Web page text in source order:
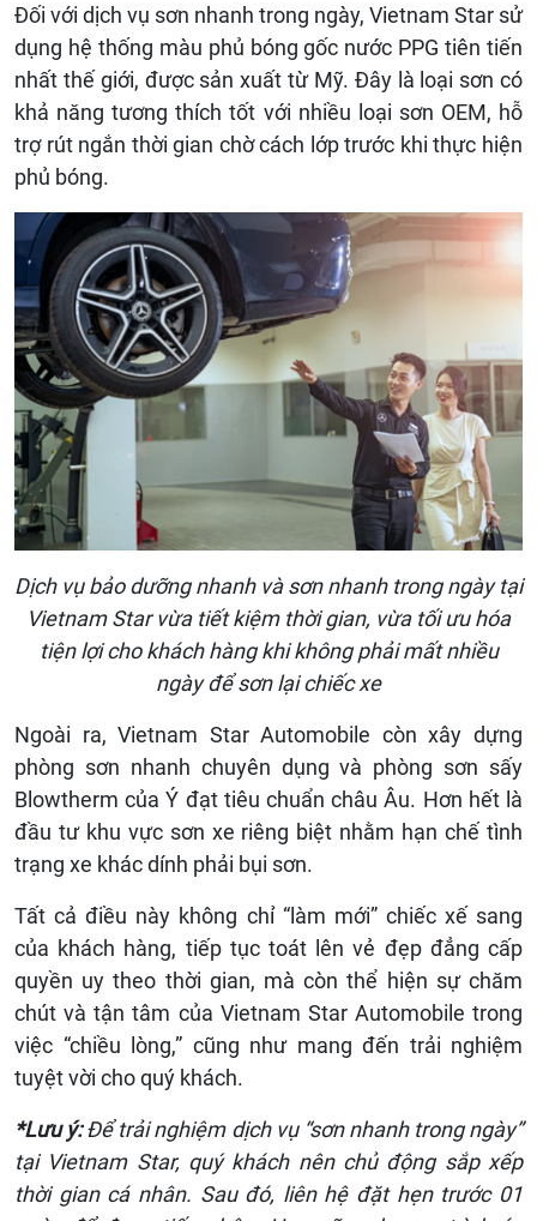
Đối với dịch vụ sơn nhanh trong ngày, Vietnam Star sử
dụng hệ thống màu phủ bóng gốc nước PPG tiên tiến
nhất thế giới, được sản xuất từ Mỹ. Đây là loại sơn có
khả năng tương thích tốt với nhiều loại sơn OEM, hỗ
trợ rút ngắn thời gian chờ cách lớp trước khi thực hiện
phủ bóng.
Dịch vụ bảo dưỡng nhanh và sơn nhanh trong ngày tại
Vietnam Star vừa tiết kiệm thời gian, vừa tối ưu hóa
tiện lợi cho khách hàng khi không phải mất nhiều
ngày để sơn lại chiếc xe
Ngoài ra, Vietnam Star Automobile còn xây dựng
phòng sơn nhanh chuyên dụng và phòng sơn sấy
Blowtherm của Ý đạt tiêu chuẩn châu Âu. Hơn hết là
đầu tư khu vực sơn xe riêng biệt nhằm hạn chế tình
trạng xe khác dính phải bụi sơn.
Tất cả điều này không chỉ “làm mới” chiếc xế sang
của khách hàng, tiếp tục toát lên vẻ đẹp đẳng cấp
quyền uy theo thời gian, mà còn thể hiện sự chăm
chút và tận tâm của Vietnam Star Automobile trong
việc “chiều lòng,” cũng như mang đến trải nghiệm
tuyệt vời cho quý khách.
*Lưu ý:Để trải nghiệm dịch vụ “sơn nhanh trong ngày”
tại Vietnam Star, quý khách nên chủ động sắp xếp
thời gian cá nhân. Sau đó, liên hệ đặt hẹn trước 01